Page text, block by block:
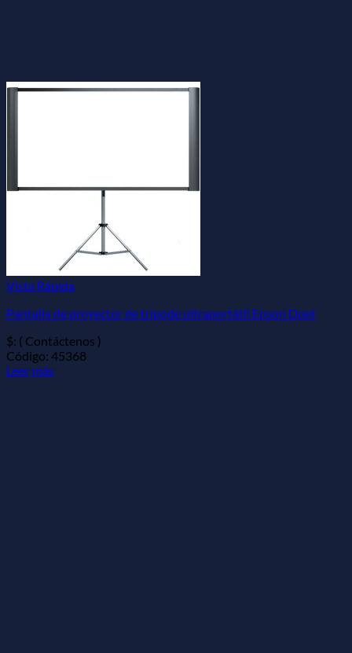
Vista Rápida
Pantalla de proyector de trípode ultraportátil Epson Duet
$: ( Contáctenos )
Código: 45368
Leer más